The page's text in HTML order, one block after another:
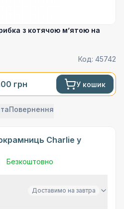
з котячою мʼятою на
Код: 45742
грн У кошик
Повернення
Charlie у
Безкоштовно
Доставимо на завтра